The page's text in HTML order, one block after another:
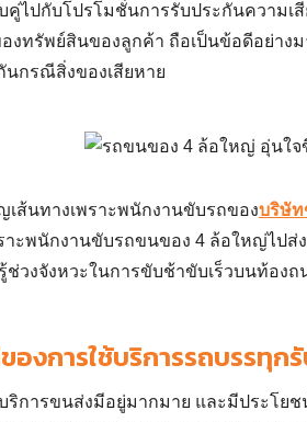
คู่ไปกับโปรโมชั่นการรับประกันความเ
งทรัพย์สินของลูกค้า ถือเป็นข้อดีอย่าง
นกรณีสิ่งของเสียหาย
ส้นทางเพราะพนักงานขับรถของบริษัท
าะพนักงานขับรถขนของ 4 ล้อใหญ่ไปส่
ช่วงจังหวะในการขับช้าขับเร็วบนท้อ
องการใช้บริการรถบรรทุก
ริการขนส่งมีอยู่มากมาย และมีประโยช